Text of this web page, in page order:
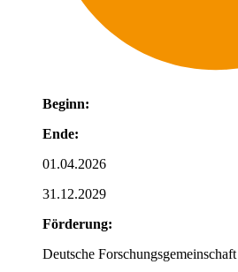
Beginn:
Ende:
01.04.2026
31.12.2029
Förderung:
Deutsche